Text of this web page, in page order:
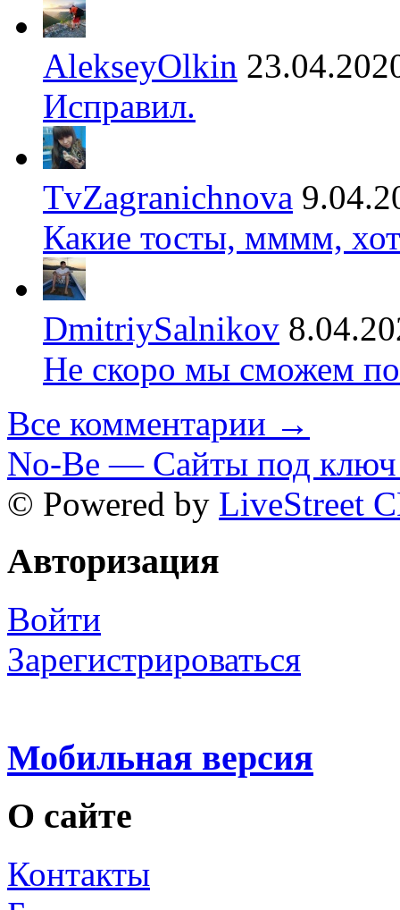
AlekseyOlkin
Исправил.
TvZagranichnova
Какие тосты, мммм,
DmitriySalnikov
Не скоро мы сможем
Все комментарии →
No-Be — Сайты под ключ
© Powered by LiveStreet
Авторизация
Войти
Зарегистрироваться
Мобильная версия
О сайте
Контакты